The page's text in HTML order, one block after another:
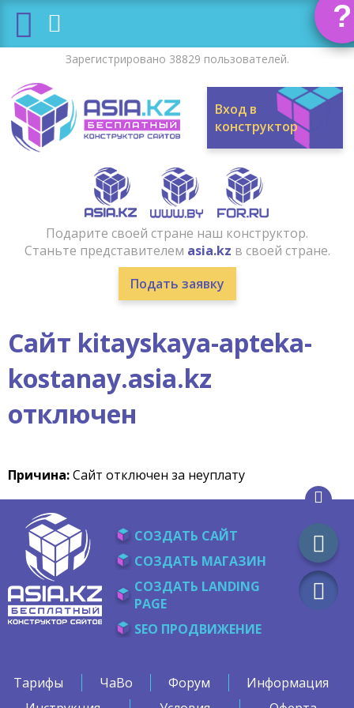
?
Зарегистрировано 38829 пользователей.
Вход в
конструктор
Подарите своей стране наш конструктор.
Станьте представителем asia.kz в своей стране.
Подать заявку
Сайт kitayskaya-apteka-
kostanay.asia.kz
отключен
Причина:Сайт отключен за неуплату
СОЗДАТЬ САЙТ
СОЗДАТЬ МАГАЗИН
СОЗДАТЬ LANDING
PAGE
SEO ПРОДВИЖЕНИЕ
Тарифы ЧаВо Форум
Информация